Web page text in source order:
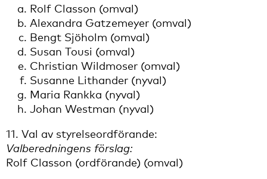
Rolf Classon (omval)
Alexandra Gatzemeyer (omval)
Bengt Sjöholm (omval)
Susan Tousi (omval)
Christian Wildmoser (omval)
Susanne Lithander (nyval)
Maria Rankka (nyval)
Johan Westman (nyval)
11. Val av styrelseordförande:
Valberedningens förslag:
Rolf Classon (ordförande) (omval)